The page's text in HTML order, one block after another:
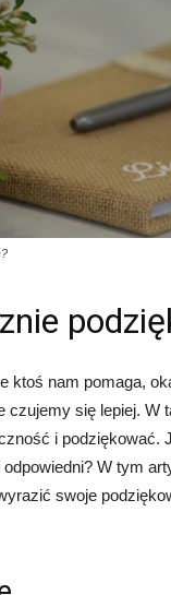
ktoś nam pomaga,
czujemy się lepiej. W
i podziękować.
W tym
swoje